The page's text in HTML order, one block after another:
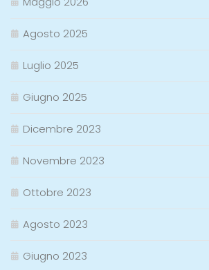
Agosto 2025
Luglio 2025
Giugno 2025
Dicembre 2023
Novembre 2023
Ottobre 2023
Agosto 2023
Giugno 2023